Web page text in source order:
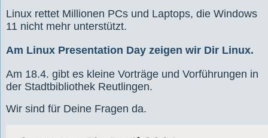
Linux rettet Millionen PCs und Laptops, die Windows
11 nicht mehr unterstützt.
Am Linux Presentation Day zeigen wir Dir Linux.
Am 18.4. gibt es kleine Vorträge und Vorführungen in
der Stadtbibliothek Reutlingen.
Wir sind für Deine Fragen da.